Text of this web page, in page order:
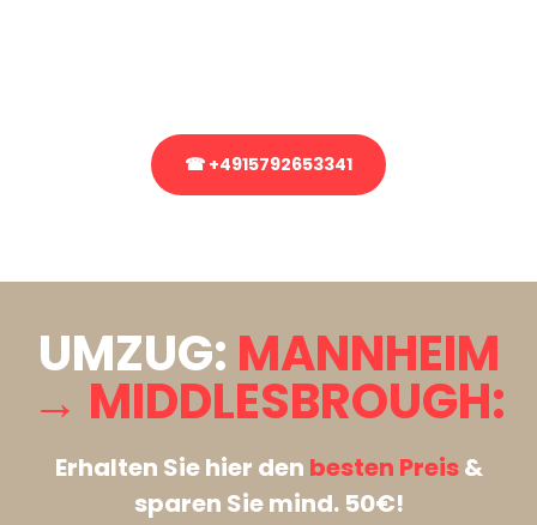
☎ +4915792653341
UMZUG: MANNHEIM
→ MIDDLESBROUGH:
Erhalten Sie hier den besten Preis&
sparen Sie mind. 50€!